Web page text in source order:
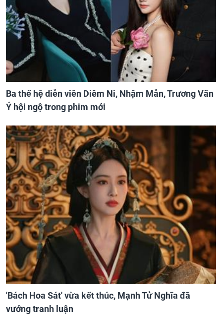
Ba thế hệ diễn viên Diêm Ni, Nhậm Mẫn, Trương Vãn
Ý hội ngộ trong phim mới
'Bách Hoa Sát' vừa kết thúc, Mạnh Tử Nghĩa đã
vướng tranh luận